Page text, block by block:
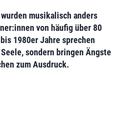
musikalisch anders
von häufig über 80
1980er Jahre sprechen
sondern bringen Ängste
zum Ausdruck.